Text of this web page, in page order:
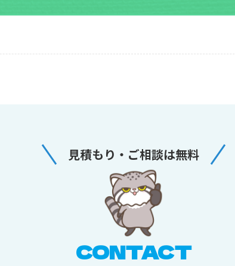
見積もり・ご相談は無料
CONTACT